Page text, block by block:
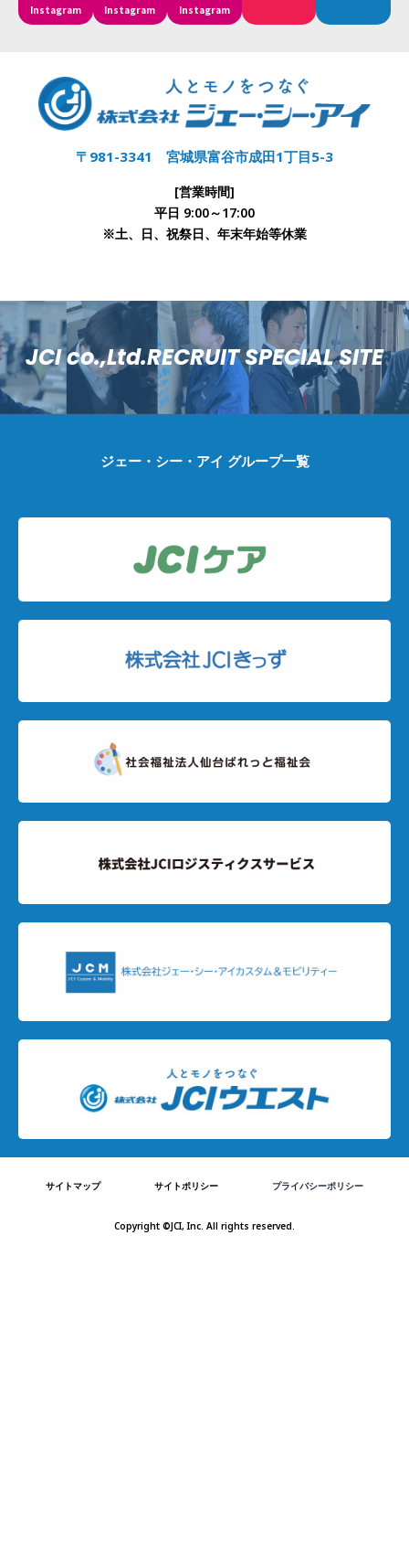
Instagram Instagram Instagram
〒981-3341 宮城県富谷市成田1丁目5-3
[営業時間]
平日 9:00～17:00
※土、日、祝祭日、年末年始等休業
JCI co.,Ltd.RECRUIT SPECIAL SITE
ジェー・シー・アイ グループ一覧
サイトマップ サイトポリシー プライバシーポリシー
Copyright ©JCI, Inc. All rights reserved.